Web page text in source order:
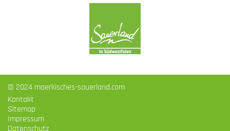
© 2024 maerkisches-sauerland.com
Kontakt
Sitemap
Impressum
Datenschutz